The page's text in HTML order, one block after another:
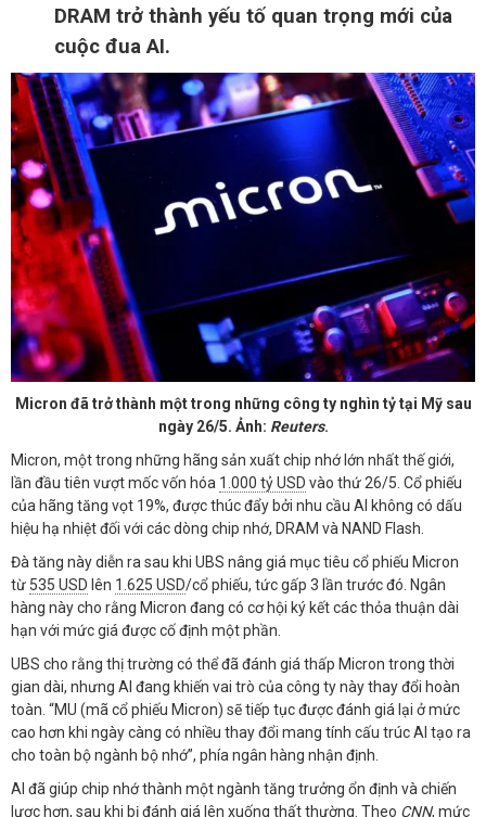
DRAM trở thành yếu tố quan trọng mới của
cuộc đua AI.
Micron đã trở thành một trong những công ty nghìn tỷ tại Mỹ sau
ngày 26/5. Ảnh: Reuters.
Micron, một trong những hãng sản xuất chip nhớ lớn nhất thế giới,
lần đầu tiên vượt mốc vốn hóa 1.000 tỷ USD vào thứ 26/5. Cổ phiếu
của hãng tăng vọt 19%, được thúc đẩy bởi nhu cầu AI không có dấu
hiệu hạ nhiệt đối với các dòng chip nhớ, DRAM và NAND Flash.
Đà tăng này diễn ra sau khi UBS nâng giá mục tiêu cổ phiếu Micron
từ 535 USD lên 1.625 USD/cổ phiếu, tức gấp 3 lần trước đó. Ngân
hàng này cho rằng Micron đang có cơ hội ký kết các thỏa thuận dài
hạn với mức giá được cố định một phần.
UBS cho rằng thị trường có thể đã đánh giá thấp Micron trong thời
gian dài, nhưng AI đang khiến vai trò của công ty này thay đổi hoàn
toàn. “MU (mã cổ phiếu Micron) sẽ tiếp tục được đánh giá lại ở mức
cao hơn khi ngày càng có nhiều thay đổi mang tính cấu trúc AI tạo ra
cho toàn bộ ngành bộ nhớ”, phía ngân hàng nhận định.
AI đã giúp chip nhớ thành một ngành tăng trưởng ổn định và chiến
lược hơn, sau khi bị đánh giá lên xuống thất thường. Theo CNN, mức